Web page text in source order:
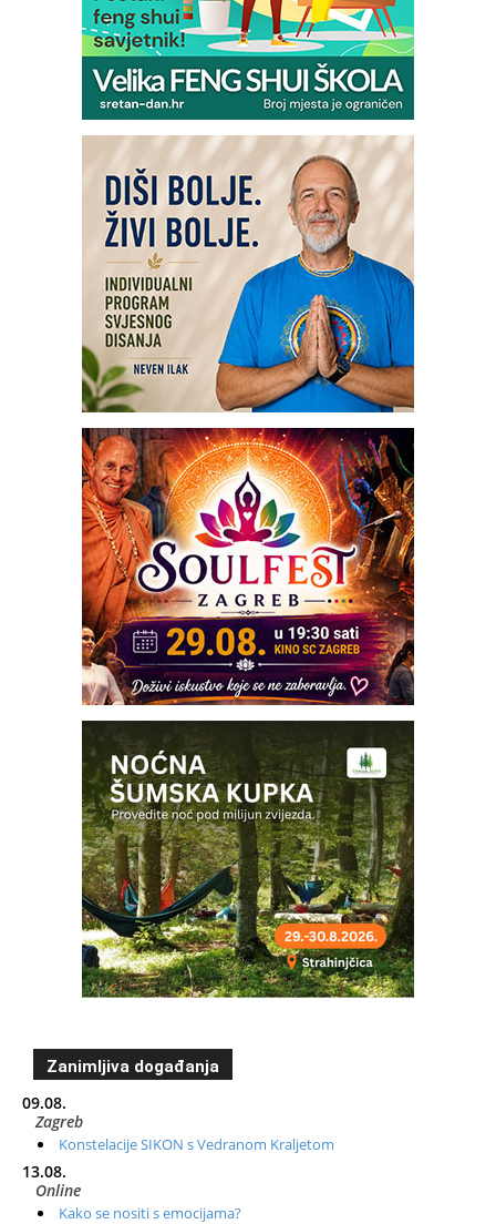
Zanimljiva događanja
09.08.
Zagreb
Konstelacije SIKON s Vedranom Kraljetom
13.08.
Online
Kako se nositi s emocijama?